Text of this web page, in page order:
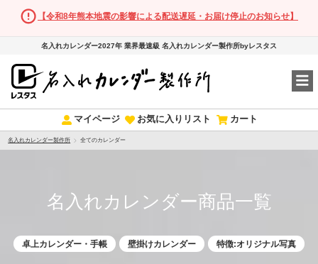
【令和8年熊本地震の影響による配送遅延・お届け停止のお知らせ】
名入れカレンダー2027年 業界最速級 名入れカレンダー製作所byレスタス
マイページ お気に入りリスト カート
名入れカレンダー製作所 全てのカレンダー
名入れカレンダー商品一覧
卓上カレンダー・手帳 壁掛けカレンダー 特徴:オリジナル写真